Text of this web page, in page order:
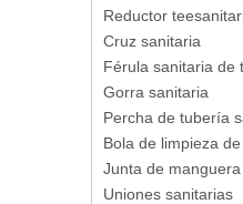
Reductor
Cruz sanitaria
Férula sanitaria de
Gorra sanitaria
Percha de tubería
Bola de limpieza
Junta de
Uniones sanitarias